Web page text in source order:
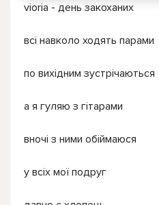
vioria - день закоханих
всі навколо ходять парами
по вихідним зустрічаються
а я гуляю з гітарами
вночі з ними обіймаюся
у всіх мої подруг